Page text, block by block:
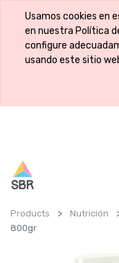
Usamos cookies en
en nuestra Política
configure
usando este sitio
Products Nutrición
800gr